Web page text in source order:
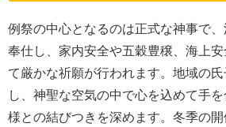
例祭の中心となるのは正式な神事で
奉仕し、家内安全や五穀豊穣、海上
て厳かな祈願が行われます。地域の
し、神聖な空気の中で心を込めて手
様との結びつきを深めます。冬季の